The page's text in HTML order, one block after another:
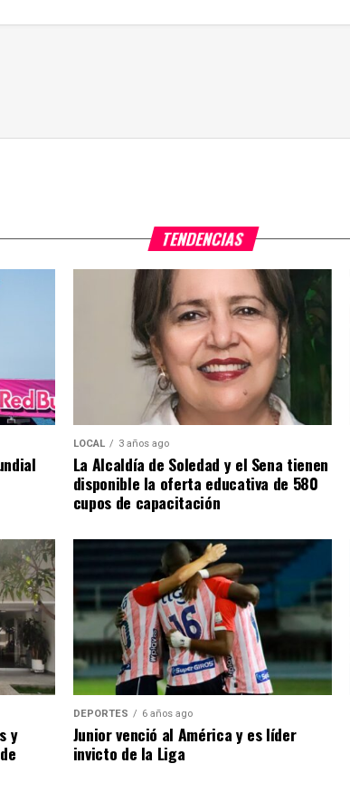
TENDENCIAS
LOCAL 3 años ago
La Alcaldía de Soledad y el Sena tienen
disponible la oferta educativa de 580
cupos de capacitación
y
DEPORTES 6 años ago
Junior venció al América y es líder
invicto de la Liga